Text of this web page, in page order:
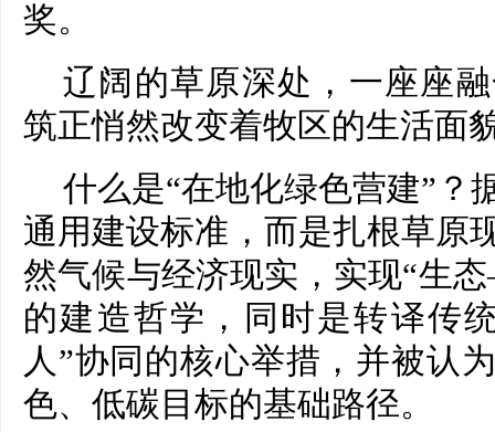
奖。
辽阔的草原深处，一座座
筑正悄然改变着牧区的生活面
什么是“在地化绿色营建”？
通用建设标准，而是扎根草原
然气候与经济现实，实现“生
的建造哲学，同时是转译
人”协同的核心举措，并被认
色、低碳目标的基础路径。